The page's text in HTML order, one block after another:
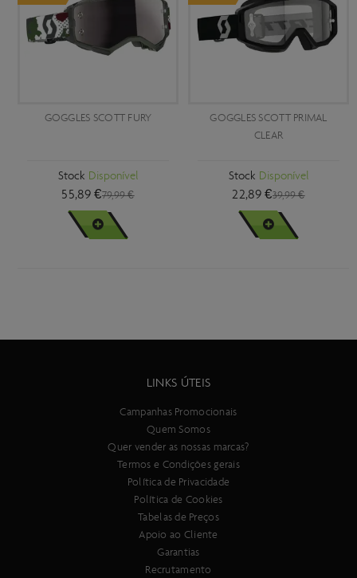
GOGGLES SCOTT FURY
Stock Disponível
55,89 €79,99 €
VER MAIS
GOGGLES SCOTT PRIMAL
CLEAR
Stock Disponível
22,89 €39,99 €
VER MAIS
LINKS ÚTEIS
Campanhas Promocionais
Quem Somos
Quer vender as nossas marcas?
Termos e Condições gerais
Política de Privacidade
Política de Cookies
Tabelas de Preços
Apoio ao Cliente
Garantias
Recrutamento